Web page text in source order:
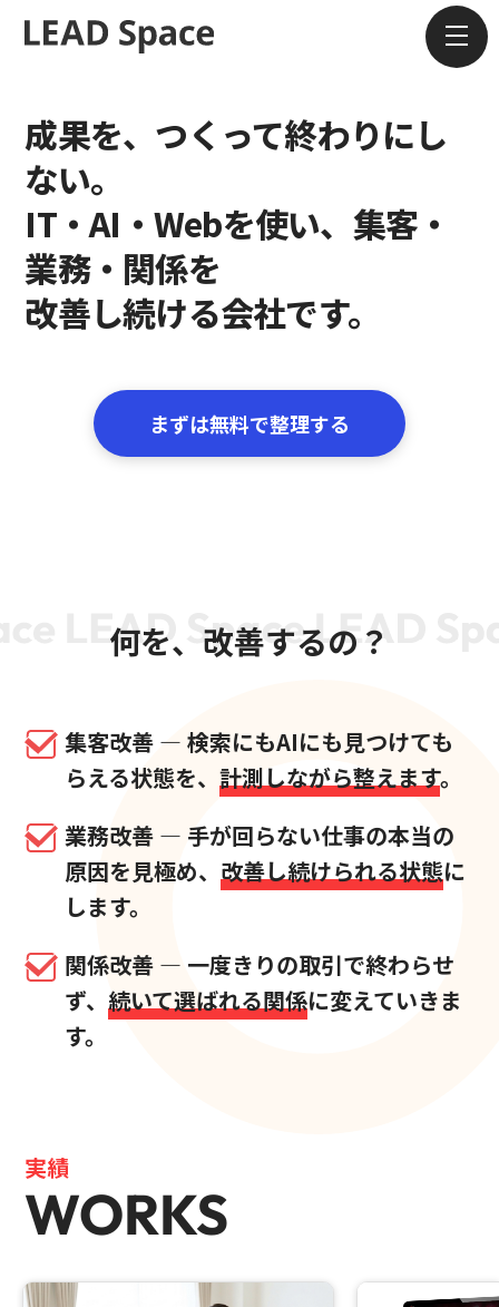
考え方
サービス
ブログ
会社紹介
お問い合わせ
成果を、つくって終わりにし
ない。
IT・AI・Webを使い、集客・
業務・関係を
改善し続ける会社です。
まずは無料で整理する
何を、改善するの？
集客改善 — 検索にもAIにも見つけても
らえる状態を、計測しながら整えます。
業務改善 — 手が回らない仕事の本当の
原因を見極め、改善し続けられる状態に
します。
関係改善 — 一度きりの取引で終わらせ
ず、続いて選ばれる関係に変えていきま
す。
実績
WORKS